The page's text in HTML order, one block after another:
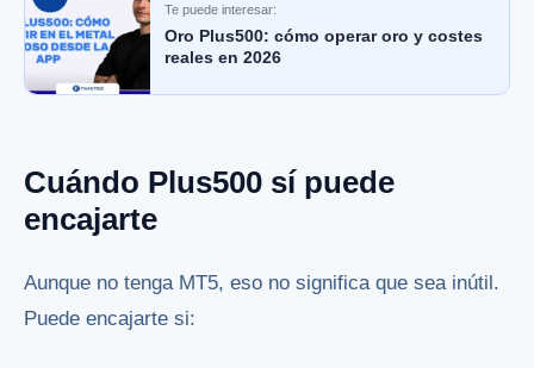
Te puede interesar:
Oro Plus500: cómo operar oro y costes
reales en 2026
Cuándo Plus500 sí puede
encajarte
Aunque no tenga MT5, eso no significa que sea inútil.
Puede encajarte si: